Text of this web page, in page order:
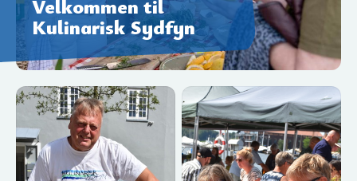
Velkommen til
Kulinarisk Sydfyn